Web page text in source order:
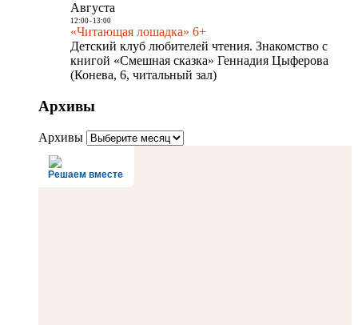
Августа
12:00- 13:00
«Читающая лошадка» 6+
Детский клуб любителей чтения. Знакомство с
книгой «Смешная сказка» Геннадия Цыферова
(Конева, 6, читальный зал)
Архивы
Архивы
Решаем вместе